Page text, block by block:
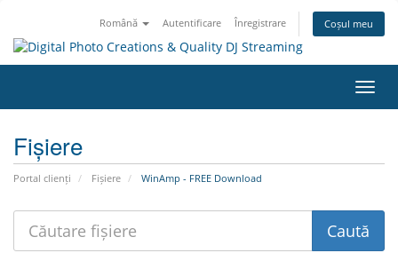
Română Autentificare Înregistrare Coșul meu
Fișiere
Portal clienți Fișiere WinAmp - FREE Download